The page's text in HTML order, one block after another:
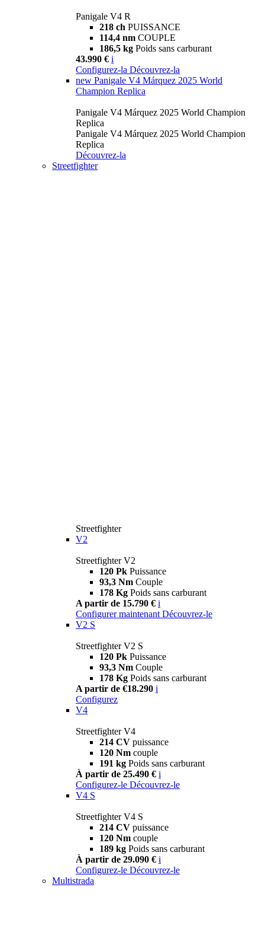
Panigale V4 R
218 ch PUISSANCE
114,4 nm COUPLE
186,5 kg Poids sans carburant
43.990 € i
Configurez-la Découvrez-la
new Panigale V4 Márquez 2025 World
Champion Replica
Panigale V4 Márquez 2025 World Champion
Replica
Panigale V4 Márquez 2025 World Champion
Replica
Découvrez-la
Streetfighter
Streetfighter
V2
Streetfighter V2
120 Pk Puissance
93,3 Nm Couple
178 Kg Poids sans carburant
A partir de 15.790 € i
Configurer maintenant Découvrez-le
V2 S
Streetfighter V2 S
120 Pk Puissance
93,3 Nm Couple
178 Kg Poids sans carburant
A partir de €18.290 i
Configurez
V4
Streetfighter V4
214 CV puissance
120 Nm couple
191 kg Poids sans carburant
À partir de 25.490 € i
Configurez-le Découvrez-le
V4 S
Streetfighter V4 S
214 CV puissance
120 Nm couple
189 kg Poids sans carburant
À partir de 29.090 € i
Configurez-le Découvrez-le
Multistrada